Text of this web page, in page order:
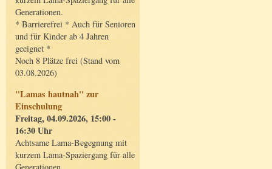
Generationen.
* Barrierefrei * Auch für Senioren
und für Kinder ab 4 Jahren
geeignet *
Noch 8 Plätze frei (Stand vom
03.08.2026)
"Lamas hautnah" zur
Einschulung
Freitag, 04.09.2026, 15:00 -
16:30 Uhr
Achtsame Lama-Begegnung mit
kurzem Lama-Spaziergang für alle